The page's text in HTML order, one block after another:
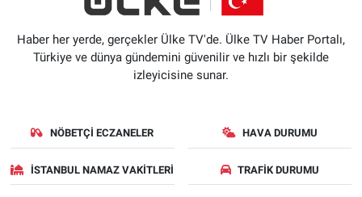
Haber her yerde, gerçekler Ülke TV'de. Ülke TV Haber Portalı,
Türkiye ve dünya gündemini güvenilir ve hızlı bir şekilde
izleyicisine sunar.
NÖBETÇI ECZANELER HAVA DURUMU
İSTANBUL NAMAZ VAKITLERI TRAFIK DURUMU